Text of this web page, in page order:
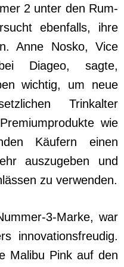
2 unter den Rum-
ebenfalls, ihre
Anne Nosko, Vice
Diageo, sagte,
wichtig, um neue
Trinkalter
wie
Käufern einen
auszugeben und
zu verwenden.
3-Marke, war
innovationsfreudig.
Malibu Pink auf den